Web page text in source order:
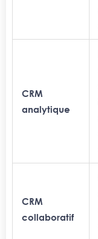
CRM
analytique
CRM
collaboratif